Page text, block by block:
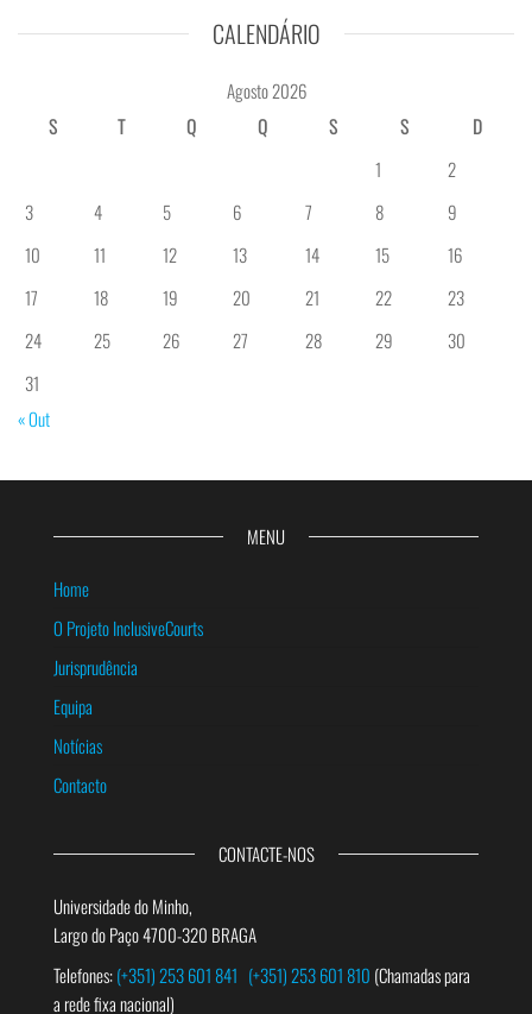
CALENDÁRIO
Agosto 2026
S
T Q Q S S
D
1
2
3
4 5 6 7 8
9
10
11 12 13 14 15
16
17
18 19 20 21 22
23
24
25 26 27 28 29
30
31
« Out
MENU
Home
O Projeto InclusiveCourts
Jurisprudência
Equipa
Notícias
Contacto
CONTACTE-NOS
Universidade do Minho,
Largo do Paço 4700-320 BRAGA
Telefones:(+351) 253 601 841 (+351) 253 601 810 (Chamadas para
a rede fixa nacional)